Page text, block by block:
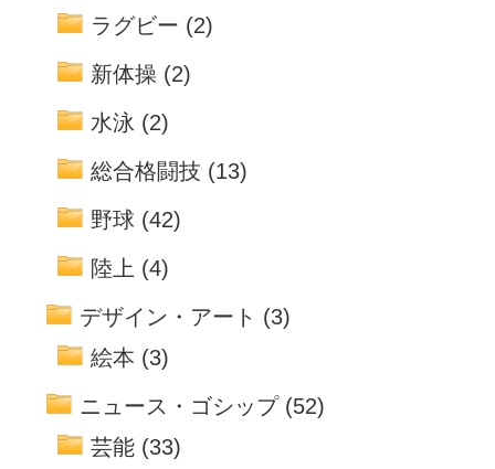
ラグビー (2)
新体操 (2)
水泳 (2)
総合格闘技 (13)
野球 (42)
陸上 (4)
デザイン・アート (3)
絵本 (3)
ニュース・ゴシップ(52)
芸能 (33)